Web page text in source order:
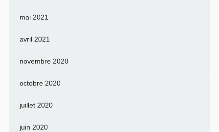
mai 2021
avril 2021
novembre 2020
octobre 2020
juillet 2020
juin 2020